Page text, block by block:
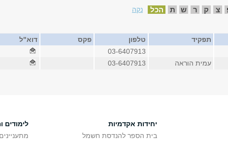
צ ק ר ש ת הכל
נקה
תפקיד טלפון פקס
דוא"ל
03-6407913
עמית הוראה 03-6407913
יחידות אקדמיות
בית הספר להנדסת חשמל
לימודים